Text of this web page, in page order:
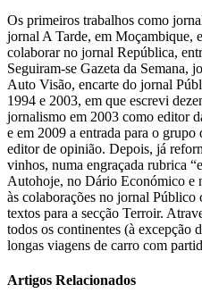
Os primeiros trabalhos como
jornal A Tarde, em Moçambique,
colaborar no jornal República,
Seguiram-se Gazeta da Semana,
Auto Visão, encarte do jornal
1994 e 2003, em que escrevi
jornalismo em 2003 como editor
e em 2009 a entrada para o
editor de opinião. Depois, já
vinhos, numa engraçada rubrica
Autohoje, no Dário Económico e
às colaborações no jornal
textos para a secção Terroir.
todos os continentes (à excepção
longas viagens de carro com
Artigos Relacionados